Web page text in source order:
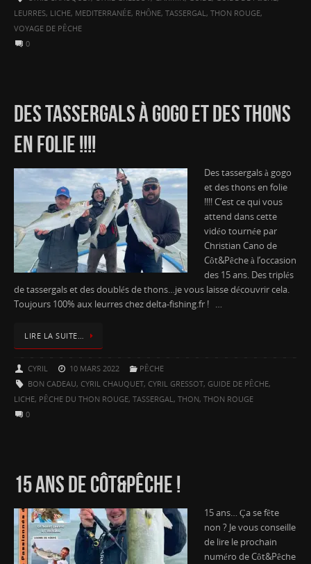
LEURRES, LICHE, MEDITERRANÉE, RHÔNE, TASSERGAL, THON ROUGE,
VOYAGE DE PÊCHE
0
DES TASSERGALS À GOGO ET DES THONS
EN FOLIE !!!!
Des tassergals à gogo
et des thons en folie
!!!! C’est ce qui vous
attend dans cette
vidéo tournée par
Christian Cano de
Côt&Pêche à l’occasion
des 15 ans. Des triplés
de tassergals et des doublés de thons…je vous laisse découvrir cela.
Toujours 100% aux leurres chez delta-fishing.fr ! …
LIRE LA SUITE…
CYRIL 10 MARS 2022
PÊCHE
BON CADEAU, CYRIL CHAUQUET, CYRIL GRESSOT, GUIDE DE PÊCHE,
LICHE, PÊCHE DU THON ROUGE, TASSERGAL, THON, THON ROUGE
0
15 ANS DE CÔT&PÊCHE !
15 ans… Ça se fête
non ? Je vous conseille
de lire le prochain
numéro de Côt&Pêche